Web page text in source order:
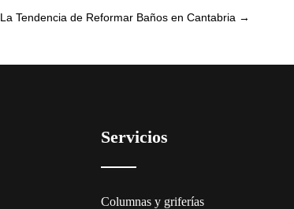
La Tendencia de Reformar Baños en Cantabria →
Servicios
Columnas y griferías